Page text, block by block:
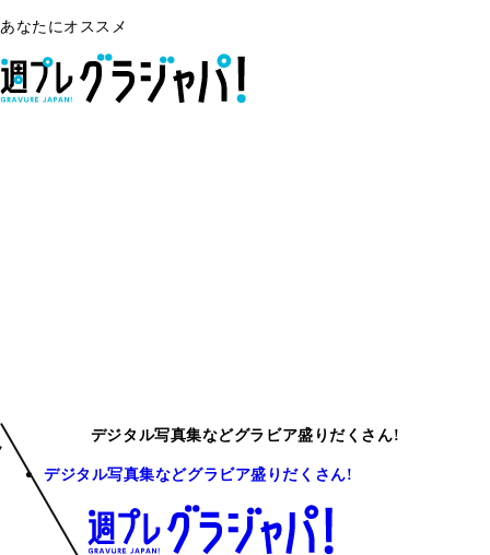
あなたにオススメ
デジタル写真集などグラビア盛りだくさん!
デジタル写真集などグラビア盛りだくさん!